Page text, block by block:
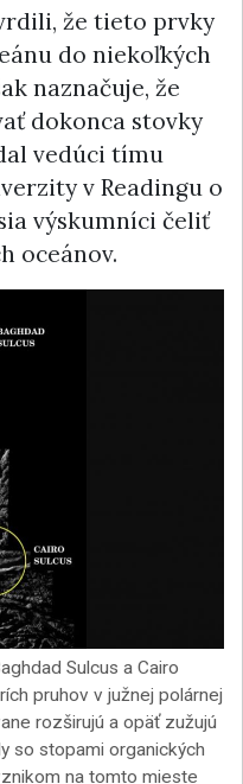
že tieto prvky
do niekoľkých
naznačuje, že
dokonca stovky
vedúci tímu
v Readingu o
výskumníci čeliť
oceánov.
Sulcus a Cairo
pruhov v južnej polárnej
rozširujú a opäť zužujú
so stopami organických
na tomto mieste